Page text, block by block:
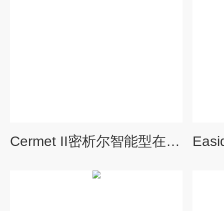
Cermet II密析尔智能型在线露点仪水分测定仪